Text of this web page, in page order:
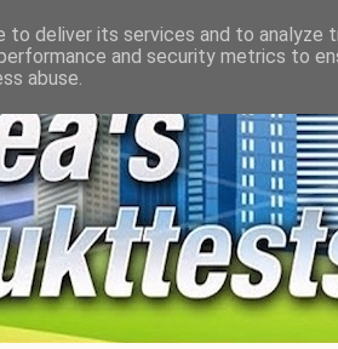
deliver its services and to analyze
and security metrics to
abuse.